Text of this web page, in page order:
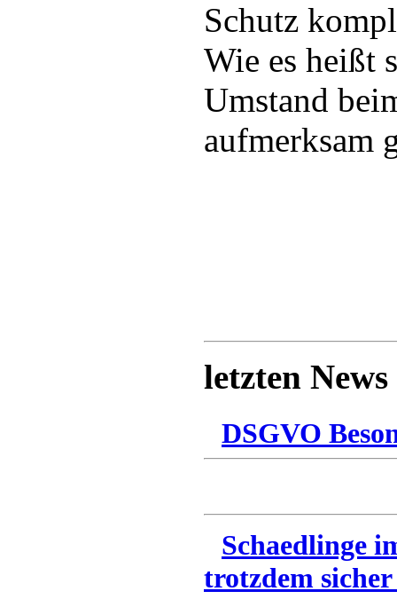
Schutz
Wie es heißt
Umstand
aufmerksam
letzten News
DSGVO
Schaedlinge
trotzdem